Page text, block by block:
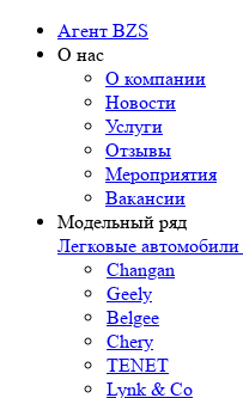
Агент BZS
О нас
О компании
Новости
Услуги
Отзывы
Мероприятия
Вакансии
Модельный ряд
Легковые автомобили
Changan
Geely
Belgee
Chery
TENET
Lynk & Co